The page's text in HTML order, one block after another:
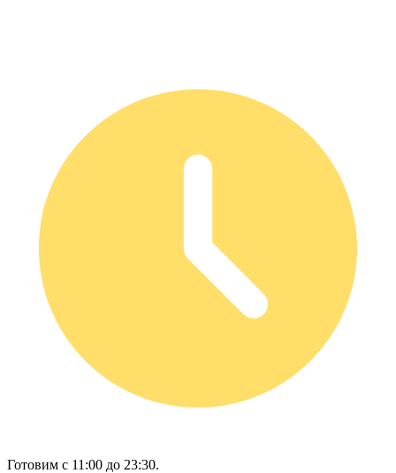
Готовим с 11:00 до 23:30.